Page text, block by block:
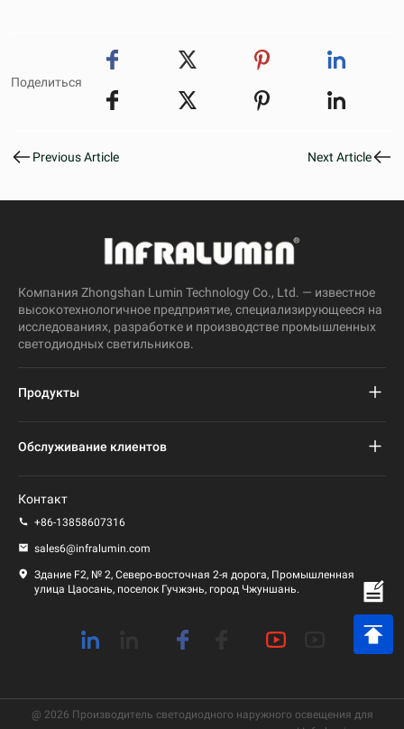
Поделиться
Previous Article Next Article
Компания Zhongshan Lumin Technology Co., Ltd. — известное
высокотехнологичное предприятие, специализирующееся на
исследованиях, разработке и производстве промышленных
светодиодных светильников.
Продукты
Светодиодный фонарь
Обслуживание клиентов
политика конфиденциальности
Контакт
+86-13858607316
sales6@infralumin.com
Здание F2, № 2, Северо-восточная 2-я дорога, Промышленная
улица Цаосань, поселок Гучжэнь, город Чжуншань.
@ 2026 Производитель светодиодного наружного освещения для